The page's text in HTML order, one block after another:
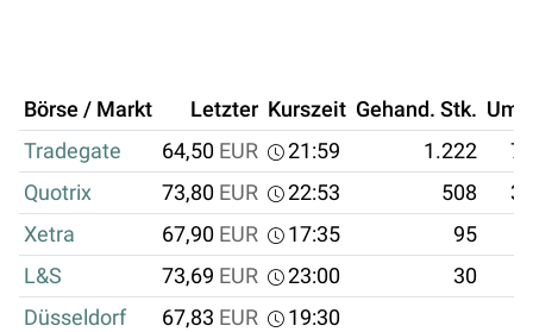
Börse / Markt Letzter Kurszeit Gehand. Stk.
Tradegate
64,50 EUR 21:59 1.222
Quotrix
73,80 EUR 22:53 508
Xetra
67,90 EUR 17:35 95
L&S
73,69 EUR 23:00 30
Düsseldorf
67,83 EUR
19:30